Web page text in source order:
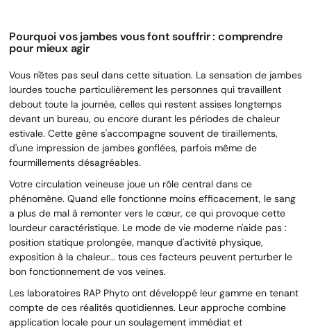
Pourquoi vos jambes vous font souffrir : comprendre
pour mieux agir
Vous n'êtes pas seul dans cette situation. La sensation de jambes
lourdes touche particulièrement les personnes qui travaillent
debout toute la journée, celles qui restent assises longtemps
devant un bureau, ou encore durant les périodes de chaleur
estivale. Cette gêne s'accompagne souvent de tiraillements,
d'une impression de jambes gonflées, parfois même de
fourmillements désagréables.
Votre circulation veineuse joue un rôle central dans ce
phénomène. Quand elle fonctionne moins efficacement, le sang
a plus de mal à remonter vers le cœur, ce qui provoque cette
lourdeur caractéristique. Le mode de vie moderne n'aide pas :
position statique prolongée, manque d'activité physique,
exposition à la chaleur... tous ces facteurs peuvent perturber le
bon fonctionnement de vos veines.
Les laboratoires RAP Phyto ont développé leur gamme en tenant
compte de ces réalités quotidiennes. Leur approche combine
application locale pour un soulagement immédiat et